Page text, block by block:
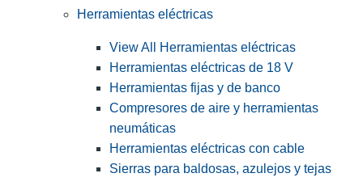
Herramientas eléctricas
View All Herramientas eléctricas
Herramientas eléctricas de 18 V
Herramientas fijas y de banco
Compresores de aire y herramientas
neumáticas
Herramientas eléctricas con cable
Sierras para baldosas, azulejos y tejas